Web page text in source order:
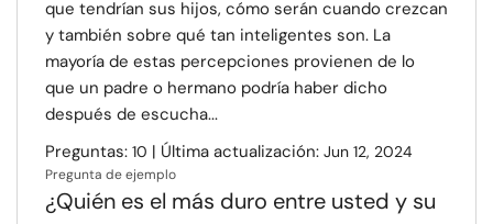
que tendrían sus hijos, cómo serán cuando crezcan
y también sobre qué tan inteligentes son. La
mayoría de estas percepciones provienen de lo
que un padre o hermano podría haber dicho
después de escucha...
Preguntas: 10 | Última actualización: Jun 12, 2024
Pregunta de ejemplo
¿Quién es el más duro entre usted y su